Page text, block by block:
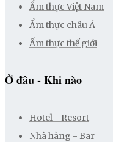
Ẩm thực Việt Nam
Ẩm thực châu Á
Ẩm thực thế giới
Ở đâu - Khi nào
Hotel - Resort
Nhà hàng - Bar